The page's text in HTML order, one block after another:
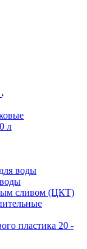
л
воды
сливом (ЦКТ)
пластика 20 -